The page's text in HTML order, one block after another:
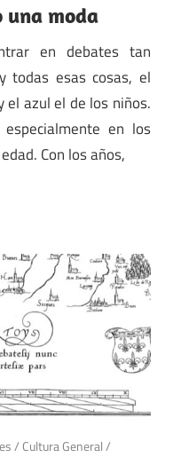
una moda
en debates tan
todas esas cosas, el
el azul el de los niños.
en los
Con los años,
/ Cultura General/